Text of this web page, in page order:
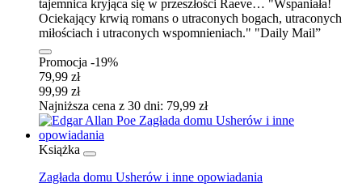
tajemnica kryjąca się w przeszłości Raeve… "Wspaniała!
Ociekający krwią romans o utraconych bogach, utraconych
miłościach i utraconych wspomnieniach." "Daily Mail”
Promocja -19%
79,99 zł
99,99 zł
Najniższa cena z 30 dni: 79,99 zł
Książka
Zagłada domu Usherów i inne opowiadania